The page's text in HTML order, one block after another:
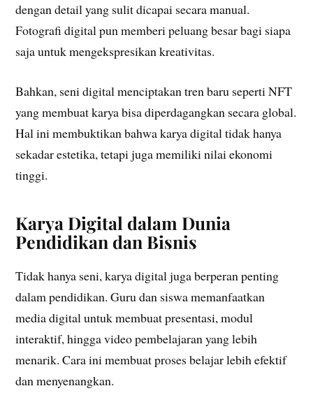
dengan detail yang sulit dicapai secara manual.
Fotografi digital pun memberi peluang besar bagi siapa
saja untuk mengekspresikan kreativitas.
Bahkan, seni digital menciptakan tren baru seperti NFT
yang membuat karya bisa diperdagangkan secara global.
Hal ini membuktikan bahwa karya digital tidak hanya
sekadar estetika, tetapi juga memiliki nilai ekonomi
tinggi.
Karya Digital dalam Dunia
Pendidikan dan Bisnis
Tidak hanya seni, karya digital juga berperan penting
dalam pendidikan. Guru dan siswa memanfaatkan
media digital untuk membuat presentasi, modul
interaktif, hingga video pembelajaran yang lebih
menarik. Cara ini membuat proses belajar lebih efektif
dan menyenangkan.